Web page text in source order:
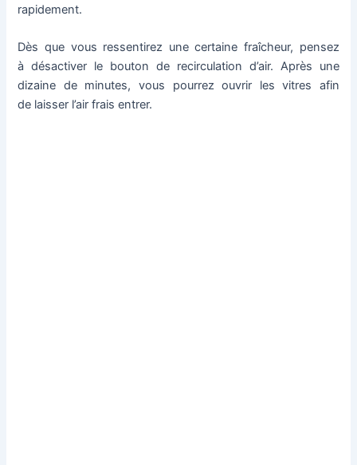
rapidement.
Dès que vous ressentirez une certaine fraîcheur, pensez
à désactiver le bouton de recirculation d’air. Après une
dizaine de minutes, vous pourrez ouvrir les vitres afin
de laisser l’air frais entrer.